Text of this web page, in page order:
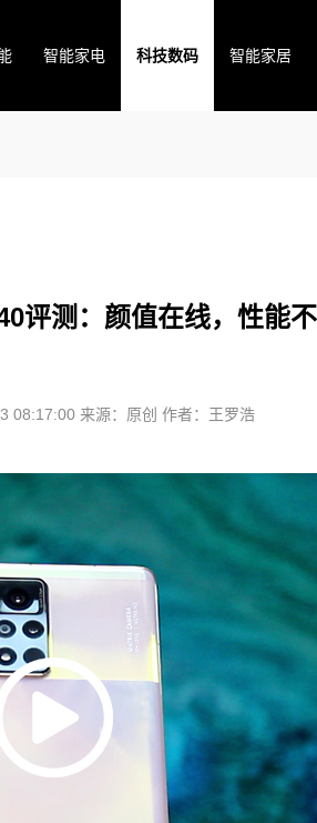
智能家电 科技数码 智能家居
评测：颜值在线，性能
08:17:00 来源：原创 作者：王罗浩